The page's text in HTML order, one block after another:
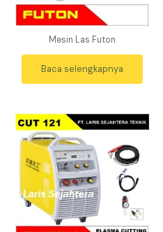
Mesin Las Futon
Baca selengkapnya